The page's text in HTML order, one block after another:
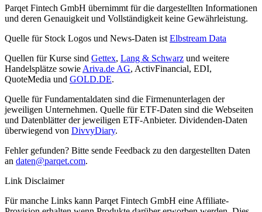
Parqet Fintech GmbH übernimmt für die dargestellten Informationen
und deren Genauigkeit und Vollständigkeit keine Gewährleistung.
Quelle für Stock Logos und News-Daten ist Elbstream Data
Quellen für Kurse sind Gettex, Lang & Schwarz und weitere
Handelsplätze sowie Ariva.de AG, ActivFinancial, EDI,
QuoteMedia und GOLD.DE.
Quelle für Fundamentaldaten sind die Firmenunterlagen der
jeweiligen Unternehmen. Quelle für ETF-Daten sind die Webseiten
und Datenblätter der jeweiligen ETF-Anbieter. Dividenden-Daten
überwiegend von DivvyDiary.
Fehler gefunden? Bitte sende Feedback zu den dargestellten Daten
an daten@parqet.com.
Link Disclaimer
Für manche Links kann Parqet Fintech GmbH eine Affiliate-